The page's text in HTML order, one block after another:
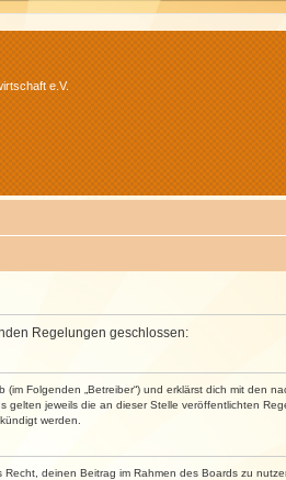
e.V.
Regelungen geschlossen:
Folgenden „Betreiber“) und erklärst dich mit den
jeweils die an dieser Stelle veröffentlichten
werden.
deinen Beitrag im Rahmen des Boards zu